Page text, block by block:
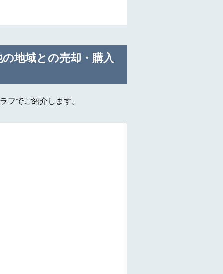
地域との売却・購入
フでご紹介します。